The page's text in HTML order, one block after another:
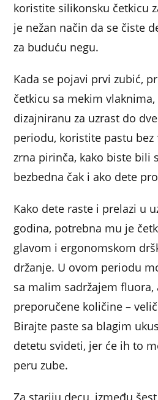
koristite silikonsku četkicu
je nežan način da se čiste
za buduću negu.
Kada se pojavi prvi zubić,
četkicu sa mekim
dizajniranu za uzrast do
periodu, koristite pastu
zrna pirinča, kako biste bili
bezbedna čak i ako dete
Kako dete raste i prelazi u
godina, potrebna mu je
glavom i ergonomskom
držanje. U ovom periodu
sa malim sadržajem
preporučene količine –
Birajte paste sa blagim
detetu svideti, jer će ih to
peru zube.